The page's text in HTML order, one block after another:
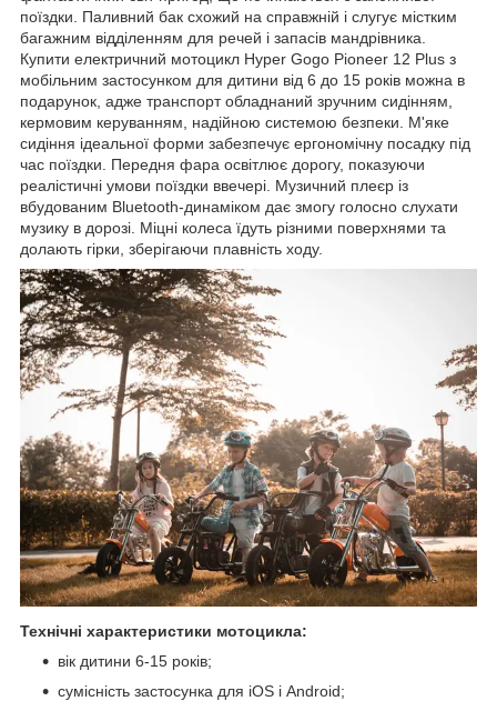
поїздки. Паливний бак схожий на справжній і слугує містким
багажним відділенням для речей і запасів мандрівника.
Купити електричний мотоцикл Hyper Gogo Pioneer 12 Plus з
мобільним застосунком для дитини від 6 до 15 років можна в
подарунок, адже транспорт обладнаний зручним сидінням,
кермовим керуванням, надійною системою безпеки. М'яке
сидіння ідеальної форми забезпечує ергономічну посадку під
час поїздки. Передня фара освітлює дорогу, показуючи
реалістичні умови поїздки ввечері. Музичний плеєр із
вбудованим Bluetooth-динаміком дає змогу голосно слухати
музику в дорозі. Міцні колеса їдуть різними поверхнями та
долають гірки, зберігаючи плавність ходу.
Технічні характеристики мотоцикла:
вік дитини 6-15 років;
сумісність застосунка для iOS і Android;